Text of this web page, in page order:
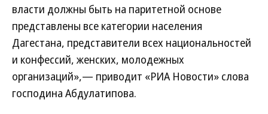
власти должны быть на паритетной основе
представлены все категории населения
Дагестана, представители всех национальностей
и конфессий, женских, молодежных
организаций»,— приводит «РИА Новости» слова
господина Абдулатипова.